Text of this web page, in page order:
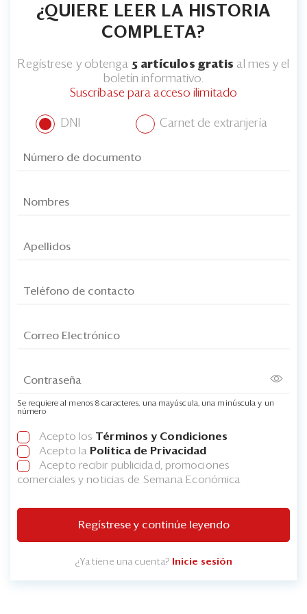
¿QUIERE LEER LA HISTORIA
COMPLETA?
Regístrese y obtenga 5 artículos gratis al mes y el
boletín informativo.
Suscríbase para acceso ilimitado
DNI Carnet de extranjería
Se requiere al menos 8 caracteres, una mayúscula, una minúscula y un
número
Acepto los Términos y Condiciones
Acepto la Política de Privacidad
Acepto recibir publicidad, promociones
comerciales y noticias de Semana Económica
Regístrese y continúe leyendo
¿Ya tiene una cuenta? Inicie sesión